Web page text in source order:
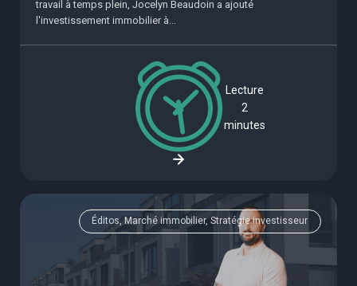
travail à temps plein, Jocelyn Beaudoin a ajouté
l'investissement immobilier à...
Lecture
2
minutes
Éditos, Marché immobilier, Stratégie investisseur